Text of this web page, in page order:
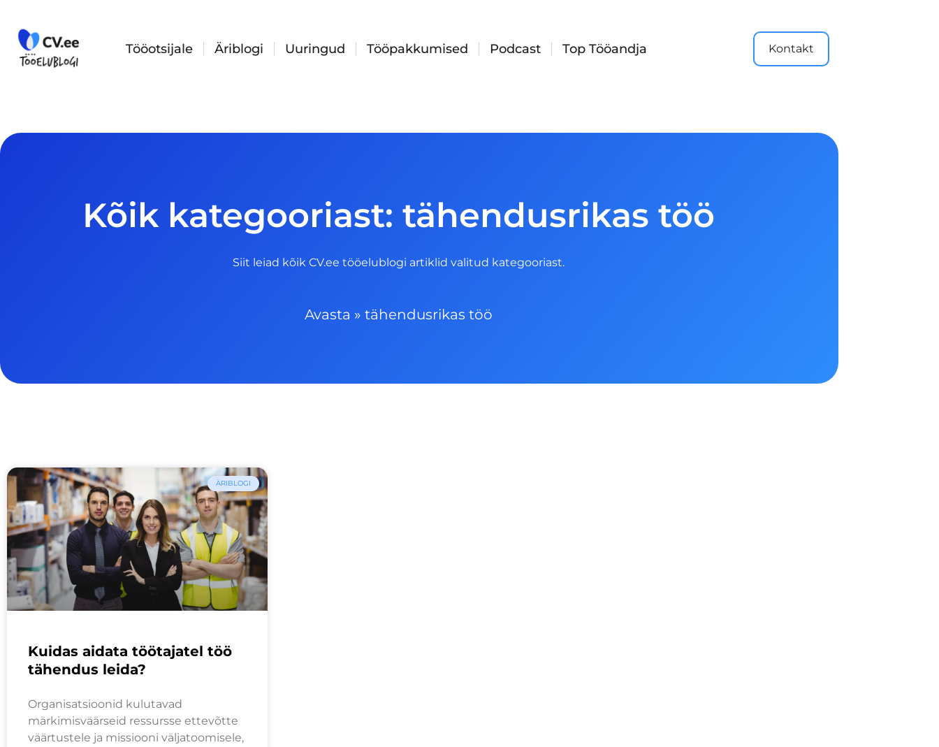
content
Tööotsijale Äriblogi Uuringud Tööpakkumised Podcast Top Tööandja Kontakt
Kõik kategooriast: tähendusrikas töö
Siit leiad kõik CV.ee tööelublogi artiklid valitud kategooriast.
Avasta » tähendusrikas töö
ÄRIBLOGI
Kuidas aidata töötajatel töö
tähendus leida?
Organisatsioonid kulutavad
märkimisväärseid ressursse ettevõtte
väärtustele ja missiooni väljatoomisele,